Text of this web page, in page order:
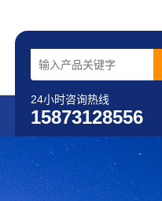
24小时咨询热线
15873128556